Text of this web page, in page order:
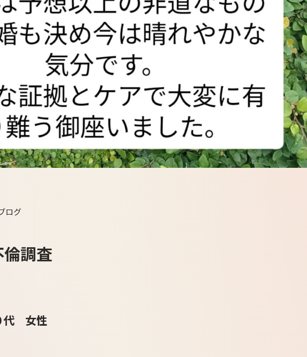
ログ
倫調査
代 女性